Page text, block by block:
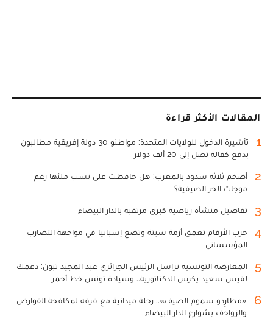
المقالات الأكثر قراءة
1
تأشيرة الدخول للولايات المتحدة: مواطنو 30 دولة إفريقية مطالبون
بدفع كفالة تصل إلى 20 ألف دولار
2
أضخم ثلاثة سدود بالمغرب: هل حافظت على نسب ملئها رغم
موجات الحر الصيفية؟
3 تفاصيل منشأة رياضية كبرى مرتقبة بالدار البيضاء
4
حرب الأرقام تعمق أزمة سبتة وتضع إسبانيا في مواجهة التضارب
المؤسساتي
5
المعارضة التونسية تراسل الرئيس الجزائري عبد المجيد تبون: دعمك
لقيس سعيد يكرس الدكتاتورية.. وسيادة تونس خط أحمر
6
«مطارِدو سموم الصيف».. رحلة ميدانية مع فرقة لمكافحة القوارض
والزواحف بشوارع الدار البيضاء